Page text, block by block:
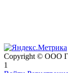
Copyright © ООО
1